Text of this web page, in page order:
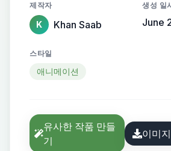
Hasmat Khan - Hire Now!
제작자
K Khan Saab
생성 일
June
스타일
애니메이션
유사한 작품 만들
기
이미